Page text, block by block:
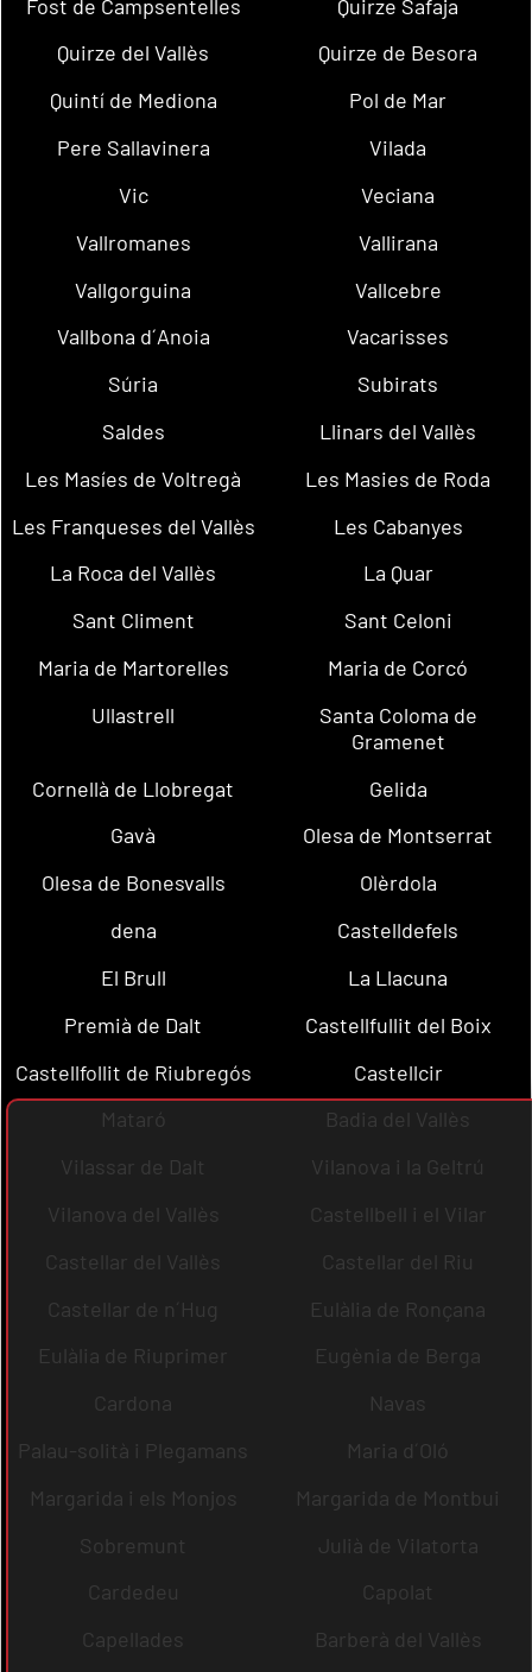
Fost de Campsentelles
Quirze Safaja
Quirze del Vallès
Quirze de Besora
Quintí de Mediona
Pol de Mar
Pere Sallavinera
Vilada
Vic
Veciana
Vallromanes
Vallirana
Vallgorguina
Vallcebre
Vallbona d´Anoia
Vacarisses
Súria
Subirats
Saldes
Llinars del Vallès
Les Masíes de Voltregà
Les Masies de Roda
Les Franqueses del Vallès
Les Cabanyes
La Roca del Vallès
La Quar
Sant Climent
Sant Celoni
Maria de Martorelles
Maria de Corcó
Ullastrell
Santa Coloma de
Gramenet
Cornellà de Llobregat
Gelida
Gavà
Olesa de Montserrat
Olesa de Bonesvalls
Olèrdola
dena
Castelldefels
El Brull
La Llacuna
Premià de Dalt
Castellfullit del Boix
Castellfollit de Riubregós
Castellcir
Mataró
Badia del Vallès
Vilassar de Dalt
Vilanova i la Geltrú
Vilanova del Vallès
Castellbell i el Vilar
Castellar del Vallès
Castellar del Riu
Castellar de n´Hug
Eulàlia de Ronçana
Eulàlia de Riuprimer
Eugènia de Berga
Cardona
Navas
Palau-solità i Plegamans
Maria d´Oló
Margarida i els Monjos
Margarida de Montbui
Sobremunt
Julià de Vilatorta
Cardedeu
Capolat
Capellades
Barberà del Vallès